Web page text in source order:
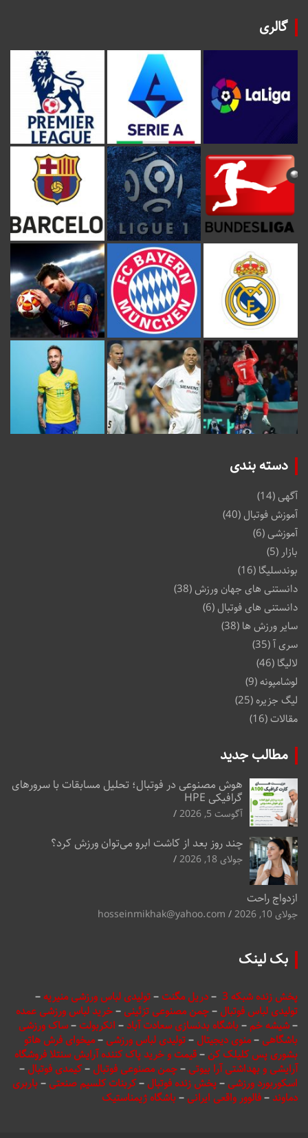
گالری
دسته بندی
آگهی(14)
آموزش فوتبال (40)
آموزشی(6)
بازار (5)
بوندسلیگا (16)
دانستنی های جهان ورزش(38)
دانستنی های فوتبال (6)
سایر ورزش ها (38)
سری آ(35)
لالیگا (46)
لوشامپونه(9)
لیگ جزیره (25)
مقالات(16)
مطالب جدید
هوش مصنوعی در فوتبال؛ تحلیل مسابقات با سرورهای
گرافیکی HPE
آگوست 5, 2026
چند روز بعد از کاشت ابرو می‌توان ورزش کرد؟
جولای 18, 2026
ازدواج راحت
جولای 10, 2026 hosseinmikhak@yahoo.com
بک لینک
پخش زنده شبکه 3 –دریل مگنت–تولیدی لباس ورزشی منیریه–
تولیدی لباس فوتبال –چمن مصنوعی تزئینی –خرید لباس ورزشی عمده
–شیشه خم–باشگاه بدنسازی سعادت آباد – انکربولت–ساک ورزشی
باشگاهی –منوی دیجیتال –تولیدی لباس ورزشی –میخوای فرش هاتو
بشوری پس کلیلک کن –قیمت و خرید پاک کننده آرایش سنتلا فروشگاه
آرایشی و بهداشتی آرا بیوتی –چمن مصنوعی فوتبال –کیمدی فوتبال –
اسکوربورد ورزشی –پخش زنده فوتبال –کربنات کلسیم صنعتی –باربری
دماوند–فالوور واقعی ایرانی –باشگاه ژیمناستیک